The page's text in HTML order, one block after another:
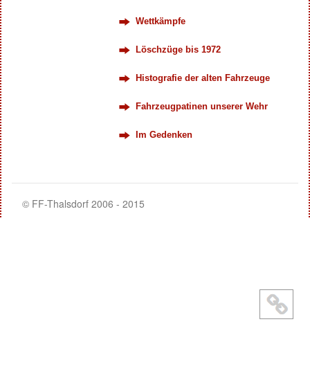
Wettkämpfe
Löschzüge bis 1972
Histografie der alten Fahrzeuge
Fahrzeugpatinen unserer Wehr
Im Gedenken
© FF-Thalsdorf 2006 - 2015